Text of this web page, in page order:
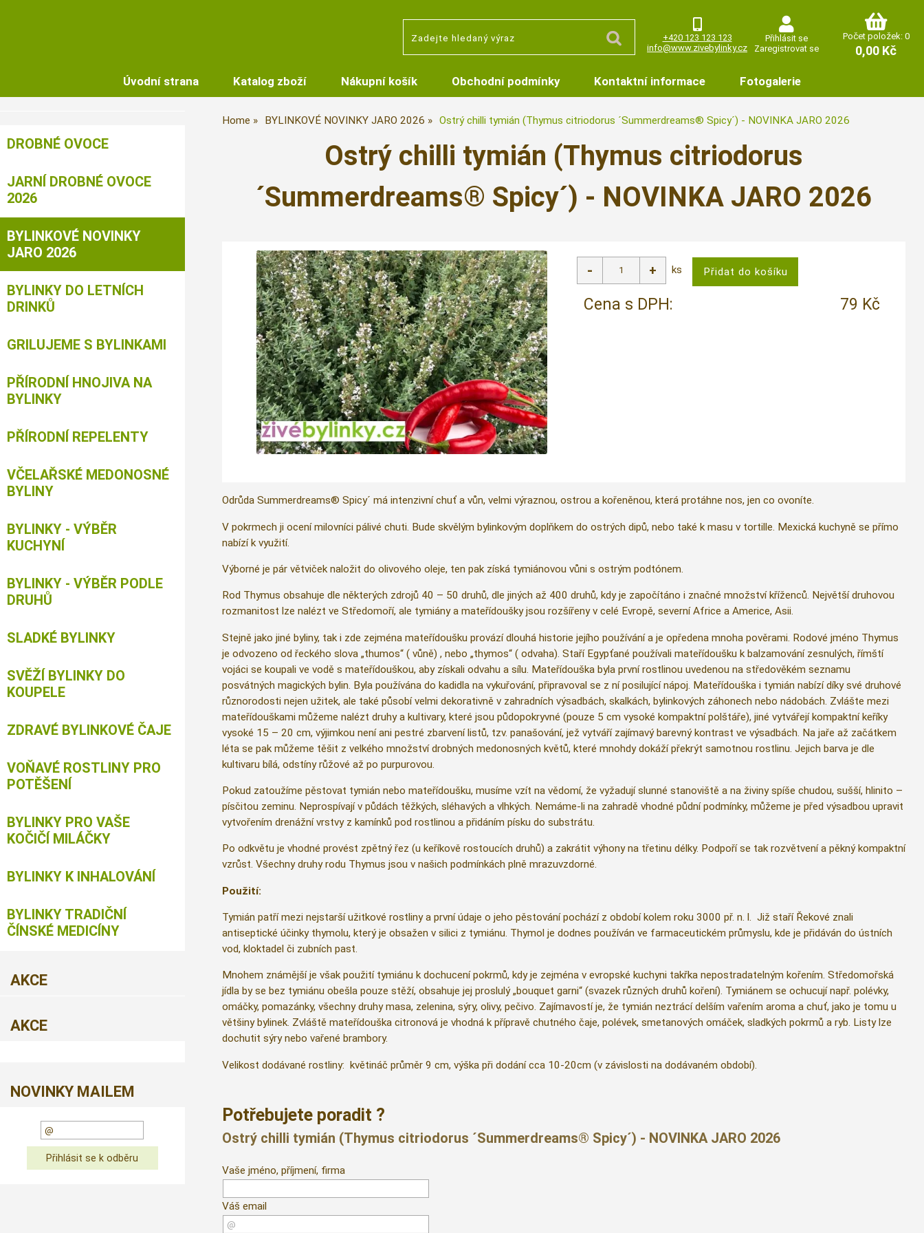
+420 123 123 123
info@www.zivebylinky.cz
Přihlásit se
Zaregistrovat se
Počet položek: 0
0,00 Kč
Úvodní strana Katalog zboží Nákupní košík Obchodní podmínky Kontaktní informace Fotogalerie
Home BYLINKOVÉ NOVINKY JARO 2026 Ostrý chilli tymián (Thymus citriodorus ´Summerdreams® Spicy´) - NOVINKA JARO 2026
Ostrý chilli tymián (Thymus citriodorus
´Summerdreams® Spicy´) - NOVINKA JARO 2026
ks
Cena s DPH: 79 Kč
Odrůda Summerdreams® Spicy´ má intenzivníchuť a vůn, velmi výraznou, ostrou a kořeněnou, která protáhne nos, jen co ovoníte.
V pokrmech ji ocení milovníci pálivé chuti. Bude skvělým bylinkovým doplňkem do ostrých dipů, nebo také k masu v tortille. Mexická kuchyně se přímo
nabízí k využití.
Výborné je pár větviček naložit do olivového oleje, ten pak získá tymiánovou vůni s ostrým podtónem.
Rod Thymus obsahuje dle některých zdrojů 40 – 50 druhů, dle jiných až 400 druhů, kdy je započítáno i značné množství kříženců. Největší druhovou
rozmanitost lze nalézt ve Středomoří, ale tymiány a mateřídoušky jsou rozšířeny v celé Evropě, severní Africe a Americe, Asii.
Stejně jako jiné byliny, tak i zde zejména mateřídoušku provází dlouhá historie jejího používání a je opředena mnoha pověrami. Rodové jméno Thymus
je odvozeno od řeckého slova „thumos“ ( vůně) , nebo „thymos“ ( odvaha). Staří Egypťané používali mateřídoušku k balzamování zesnulých, římští
vojáci se koupali ve vodě s mateřídouškou, aby získali odvahu a sílu. Mateřídouška byla první rostlinou uvedenou na středověkém seznamu
posvátných magických bylin. Byla používána do kadidla na vykuřování, připravoval se z ní posilující nápoj. Mateřídouška i tymián nabízí díky své druhové
různorodosti nejen užitek, ale také působí velmi dekorativně v zahradních výsadbách, skalkách, bylinkových záhonech nebo nádobách. Zvlášte mezi
mateřídouškami můžeme nalézt druhy a kultivary, které jsou půdopokryvné (pouze 5 cm vysoké kompaktní polštáře), jiné vytvářejí kompaktní keříky
vysoké 15 – 20 cm, výjimkou není ani pestré zbarvení listů, tzv. panašování, jež vytváří zajímavý barevný kontrast ve výsadbách. Na jaře až začátkem
léta se pak můžeme těšit z velkého množství drobných medonosných květů, které mnohdy dokáží překrýt samotnou rostlinu. Jejich barva je dle
kultivaru bílá, odstíny růžové až po purpurovou.
Pokud zatoužíme pěstovat tymián nebo mateřídoušku, musíme vzít na vědomí, že vyžadují slunné stanoviště a na živiny spíše chudou, sušší, hlinito –
písčitou zeminu. Neprospívají v půdách těžkých, sléhavých a vlhkých. Nemáme-li na zahradě vhodné půdní podmínky, můžeme je před výsadbou upravit
vytvořením drenážní vrstvy z kamínků pod rostlinou a přidáním písku do substrátu.
Po odkvětu je vhodné provést zpětný řez (u keříkově rostoucích druhů) a zakrátit výhony na třetinu délky. Podpoří se tak rozvětvení a pěkný kompaktní
vzrůst. Všechny druhy rodu Thymus jsou v našich podmínkách plně mrazuvzdorné.
Použití:
Tymián patří mezi nejstarší užitkové rostliny a první údaje o jeho pěstování pochází z období kolem roku 3000 př. n. l. Již staří Řekové znali
antiseptické účinky thymolu, který je obsažen v silici z tymiánu. Thymol je dodnes používán ve farmaceutickém průmyslu, kde je přidáván do ústních
vod, kloktadel či zubních past.
Mnohem známější je však použití tymiánu k dochucení pokrmů, kdy je zejména v evropské kuchyni takřka nepostradatelným kořením. Středomořská
jídla by se bez tymiánu obešla pouze stěží, obsahuje jej proslulý „bouquet garni“ (svazek různých druhů koření). Tymiánem se ochucují např. polévky,
omáčky, pomazánky, všechny druhy masa, zelenina, sýry, olivy, pečivo. Zajímavostí je, že tymián neztrácí delším vařením aroma a chuť, jako je tomu u
většiny bylinek. Zvláště mateřídouška citronová je vhodná k přípravě chutného čaje, polévek, smetanových omáček, sladkých pokrmů a ryb. Listy lze
dochutit sýry nebo vařené brambory.
Velikost dodávané rostliny: květináč průměr 9 cm, výška při dodání cca 10-20cm (v závislosti na dodávaném období).
Potřebujete poradit ?
Ostrý chilli tymián (Thymus citriodorus ´Summerdreams® Spicy´) - NOVINKA JARO 2026
Vaše jméno, příjmení, firma
Váš email
DROBNÉ OVOCE
JARNÍ DROBNÉ OVOCE
2026
BYLINKOVÉ NOVINKY
JARO 2026
BYLINKY DO LETNÍCH
DRINKŮ
GRILUJEME S BYLINKAMI
PŘÍRODNÍ HNOJIVA NA
BYLINKY
PŘÍRODNÍ REPELENTY
VČELAŘSKÉ MEDONOSNÉ
BYLINY
BYLINKY - VÝBĚR
KUCHYNÍ
BYLINKY - VÝBĚR PODLE
DRUHŮ
SLADKÉ BYLINKY
SVĚŽÍ BYLINKY DO
KOUPELE
ZDRAVÉ BYLINKOVÉ ČAJE
VOŇAVÉ ROSTLINY PRO
POTĚŠENÍ
BYLINKY PRO VAŠE
KOČIČÍ MILÁČKY
BYLINKY K INHALOVÁNÍ
BYLINKY TRADIČNÍ
ČÍNSKÉ MEDICÍNY
AKCE
AKCE
NOVINKY MAILEM